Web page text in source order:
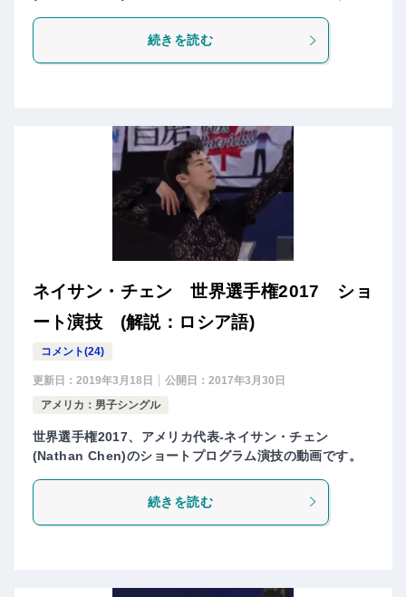
続きを読む
ネイサン・チェン 世界選手権2017 ショ
ート演技 (解説：ロシア語)
コメント(24)
更新日： 2019年3月18日 公開日： 2017年3月30日
アメリカ：男子シングル
世界選手権2017、アメリカ代表-ネイサン・チェン
(Nathan Chen)のショートプログラム演技の動画です。
続きを読む